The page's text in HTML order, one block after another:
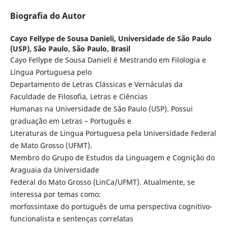
Biografia do Autor
Cayo Fellype de Sousa Danieli, Universidade de São Paulo
(USP), São Paulo, São Paulo, Brasil
Cayo Fellype de Sousa Danieli é Mestrando em Filologia e
Língua Portuguesa pelo
Departamento de Letras Clássicas e Vernáculas da
Faculdade de Filosofia, Letras e Ciências
Humanas na Universidade de São Paulo (USP). Possui
graduação em Letras – Português e
Literaturas de Língua Portuguesa pela Universidade Federal
de Mato Grosso (UFMT).
Membro do Grupo de Estudos da Linguagem e Cognição do
Araguaia da Universidade
Federal do Mato Grosso (LinCa/UFMT). Atualmente, se
interessa por temas como:
morfossintaxe do português de uma perspectiva cognitivo-
funcionalista e sentenças correlatas